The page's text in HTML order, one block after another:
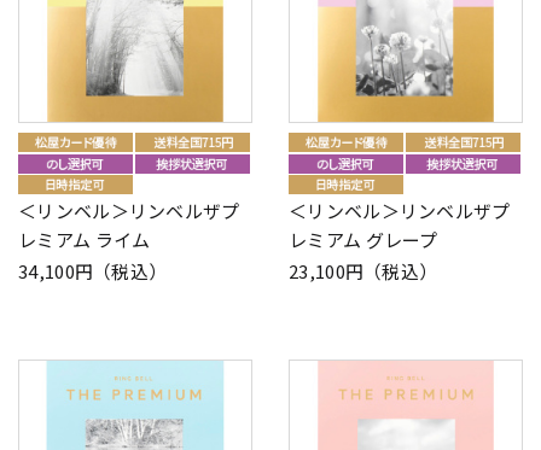
＜リンベル＞リンベルザプ
レミアム ライム
34,100円（税込）
＜リンベル＞リンベルザプ
レミアム グレープ
23,100円（税込）